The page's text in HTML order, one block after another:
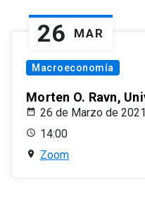
26 MAR
Macroeconomía
Morten O. Ravn,
26 de Marzo de 2021
14:00
Zoom